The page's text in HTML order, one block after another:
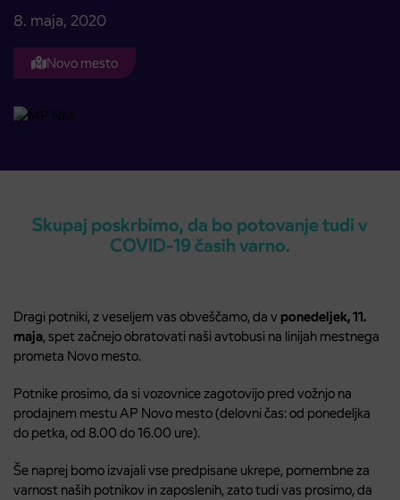
8. maja, 2020
Novo mesto
Skupaj poskrbimo, da bo potovanje tudi v
COVID-19 časih varno.
Dragi potniki, z veseljem vas obveščamo, da v ponedeljek, 11.
maja, spet začnejo obratovati naši avtobusi na linijah mestnega
prometa Novo mesto.
Potnike prosimo, da si vozovnice zagotovijo pred vožnjo na
prodajnem mestu AP Novo mesto (delovni čas: od ponedeljka
do petka, od 8.00 do 16.00 ure).
Še naprej bomo izvajali vse predpisane ukrepe, pomembne za
varnost naših potnikov in zaposlenih, zato tudi vas prosimo, da